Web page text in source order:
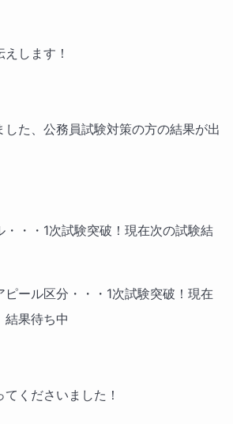
します！
た、公務員試験対策の方の結果が出
・・1次試験突破！現在次の試験結
ール区分・・・1次試験突破！現在
結果待ち中
くださいました！